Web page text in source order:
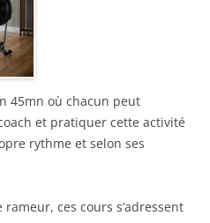
45mn où chacun peut
et pratiquer cette activité
rythme et selon ses
rameur, ces cours s’adressent